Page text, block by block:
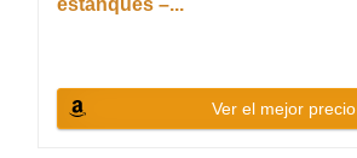
estanques –...
Ver el mejor precio